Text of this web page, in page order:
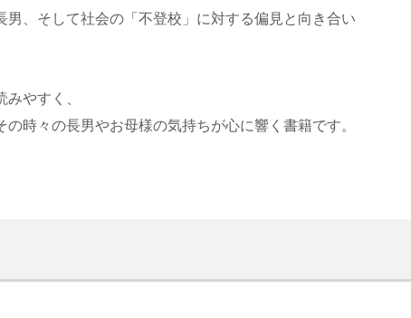
、そして社会の「不登校」に対する偏見と向き合い
やすく、
時々の長男やお母様の気持ちが心に響く書籍です。